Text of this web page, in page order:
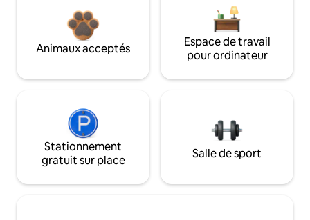
Animaux acceptés
Espace de travail
pour ordinateur
Stationnement
gratuit sur place
Salle de sport